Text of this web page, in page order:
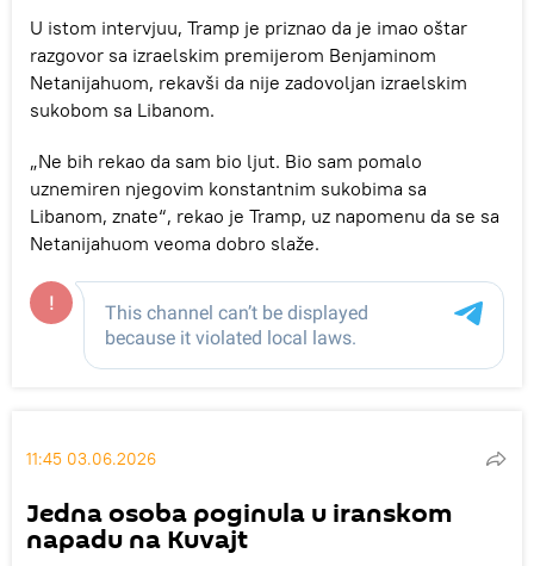
U istom intervjuu, Tramp je priznao da je imao oštar
razgovor sa izraelskim premijerom Benjaminom
Netanijahuom, rekavši da nije zadovoljan izraelskim
sukobom sa Libanom.
„Ne bih rekao da sam bio ljut. Bio sam pomalo
uznemiren njegovim konstantnim sukobima sa
Libanom, znate“, rekao je Tramp, uz napomenu da se sa
Netanijahuom veoma dobro slaže.
11:45 03.06.2026
Jedna osoba poginula u iranskom
napadu na Kuvajt